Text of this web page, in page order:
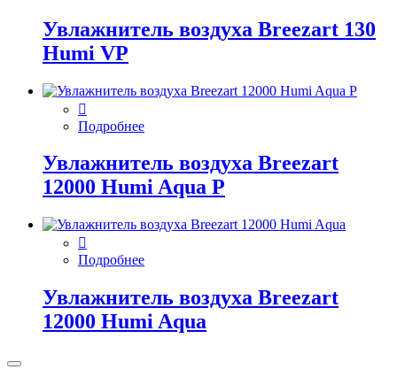
Увлажнитель воздуха Breezart 130
Humi VP
Подробнее
Увлажнитель воздуха Breezart
12000 Humi Aqua P
Подробнее
Увлажнитель воздуха Breezart
12000 Humi Aqua